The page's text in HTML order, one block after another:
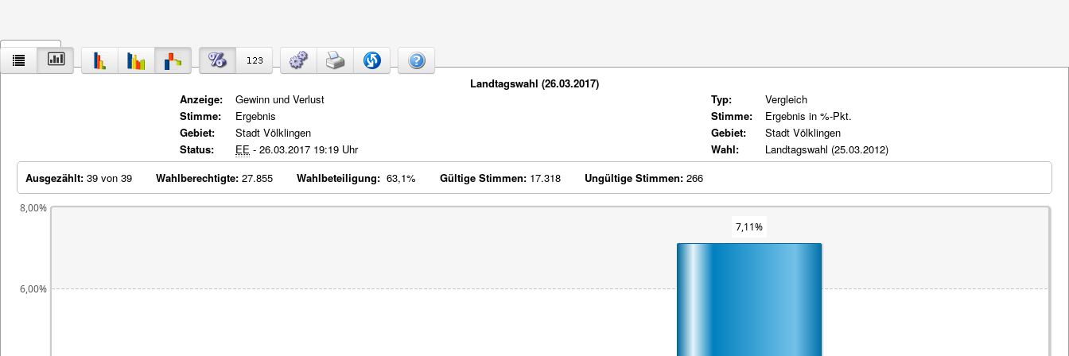
Ergebnis
Landtagswahl (26.03.2017)
Anzeige:
Gewinn und Verlust
Stimme:
Ergebnis
Gebiet:
Stadt Völklingen
Status:
EE - 26.03.2017 19:19 Uhr
Typ:
Vergleich
Stimme:
Ergebnis in %-Pkt.
Gebiet:
Stadt Völklingen
Wahl:
Landtagswahl (25.03.2012)
Ausgezählt: 39 von 39 Wahlberechtigte: 27.855 Wahlbeteiligung: 63,1% Gültige Stimmen: 17.318 Ungültige Stimmen: 266
6,00%
8,00%
7,11%